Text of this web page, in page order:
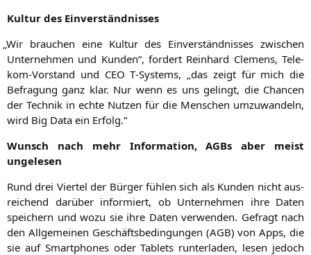
Kul­tur des Einverständnisses
Wir brau­chen eine Kul­tur des Ein­ver­ständ­nis­ses zwi­schen
Unter­neh­men und Kun­den“, for­dert Rein­hard Cle­mens, Tele­
kom-Vor­stand und CEO T‑Systems, „das zeigt für mich die
Befra­gung ganz klar. Nur wenn es uns gelingt, die Chan­cen
der Tech­nik in ech­te Nut­zen für die Men­schen umzu­wan­deln,
wird Big Data ein Erfolg.“
Wunsch nach mehr Infor­ma­ti­on, AGBs aber meist
ungelesen
Rund drei Vier­tel der Bür­ger füh­len sich als Kun­den nicht aus­
rei­chend dar­über infor­miert, ob Unter­neh­men ihre Daten
spei­chern und wozu sie ihre Daten ver­wen­den. Gefragt nach
den All­ge­mei­nen Geschäfts­be­din­gun­gen (AGB) von Apps, die
sie auf Smart­phones oder Tablets run­ter­la­den, lesen jedoch